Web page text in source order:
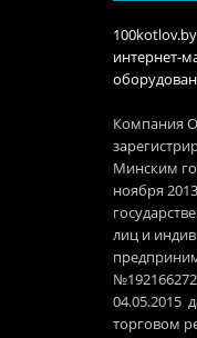
интернет-
Компания
Минским
ноября
лиц и
04.05.2015
торговом